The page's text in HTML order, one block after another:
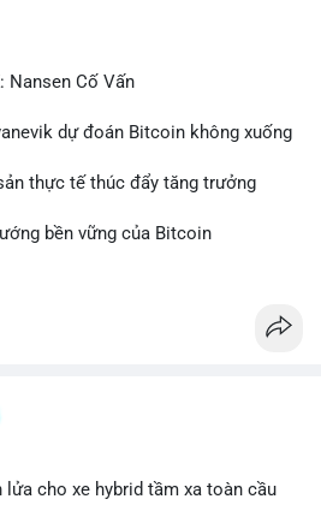
Nansen Cố Vấn
dự đoán Bitcoin không xuống
thực tế thúc đẩy tăng trưởng
bền vững của Bitcoin
cho xe hybrid tầm xa toàn cầu